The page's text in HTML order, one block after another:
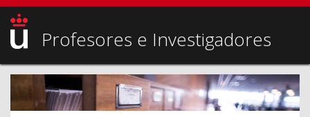
Profesores e Investigadores